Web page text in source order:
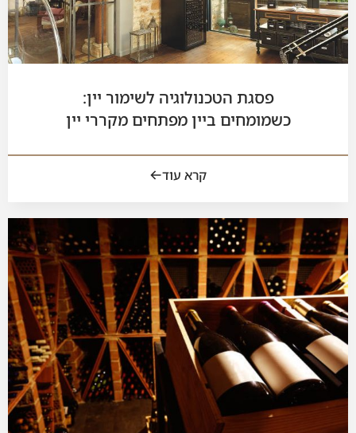
פסגת הטכנולוגיה לשימור יין:
כשמומחים ביין מפתחים מקררי יין
קרא עוד